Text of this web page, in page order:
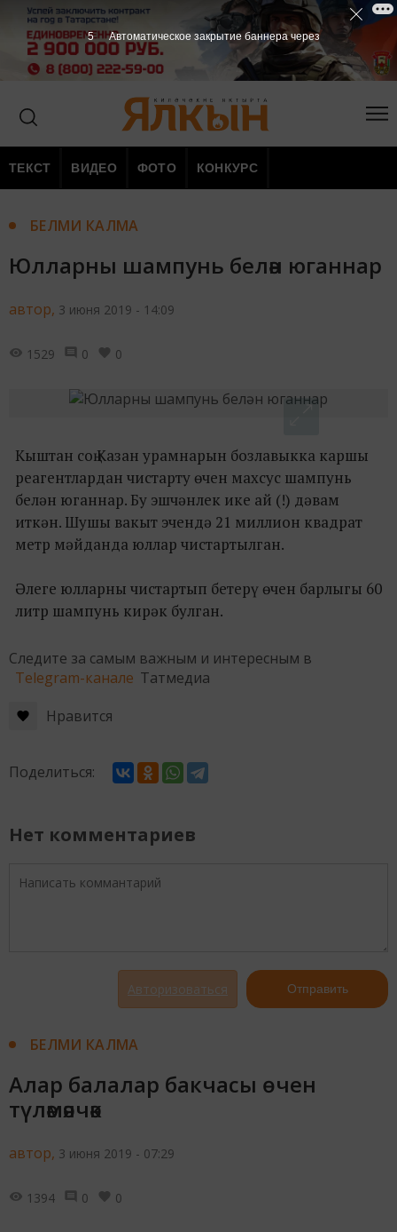
ТЕКСТ ВИДЕО ФОТО КОНКУРС
БЕЛМИ КАЛМА
Юлларны шампунь белән юганнар
автор, 3 июня 2019 - 14:09
1529 0 0
Кыштан соң Казан урамнарын бозлавыкка каршы
реагентлардан чистарту өчен махсус шампунь
белән юганнар. Бу эшчәнлек ике ай (!) дәвам
иткән. Шушы вакыт эчендә 21 миллион квадрат
метр мәйданда юллар чистартылган.
Әлеге юлларны чистартып бетерү өчен барлыгы 60
литр шампунь кирәк булган.
Следите за самым важным и интересным в
Telegram-канале Татмедиа
Нравится
Поделиться:
Нет комментариев
Авторизоваться Отправить
БЕЛМИ КАЛМА
Алар балалар бакчасы өчен
түләмәячәк
автор, 3 июня 2019 - 07:29
1394 0 0
4 Автоматическое закрытие баннера через